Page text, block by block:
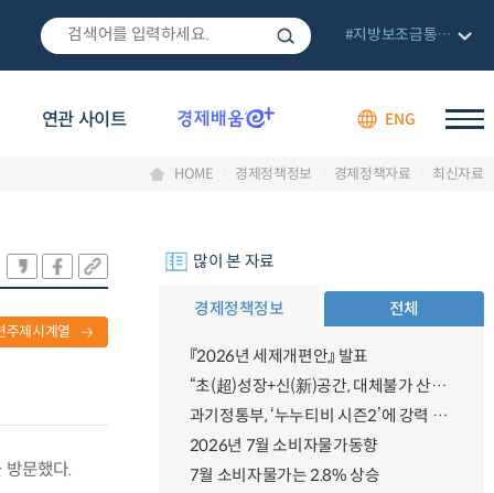
연관 사이트 ENG
#지방보조금통합관리망
HOME 경제정책정보 경제정책자료 최신자료
주제시계열
문했다.
많이 본 자료
경제정책정보 전체
『2026년 세제개편안』 발표
“초(超)성장+신(新)공간, 대체불가 산업강국”
과기정통부, ‘누누티비 시즌2’에 강력 대응 의지 밝혀
2026년 7월 소비자물가동향
7월 소비자물가는 2.8% 상승